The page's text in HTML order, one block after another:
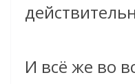
И всё же во